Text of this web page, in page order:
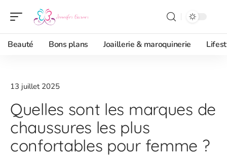
Beauté Bons plans Joaillerie & maroquinerie
13 juillet 2025
Quelles sont les marques de
chaussures les plus
confortables pour femme ?